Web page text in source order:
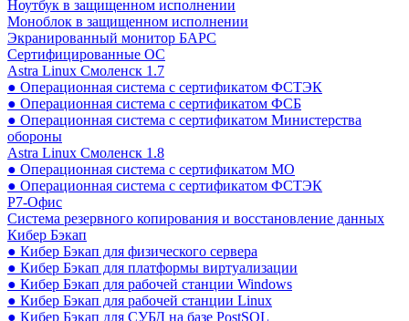
Ноутбук в защищенном исполнении
Моноблок в защищенном исполнении
Экранированный монитор БАРС
Сертифицированные ОС
Astra Linux Смоленск 1.7
● Операционная система с сертификатом ФСТЭК
● Операционная система с сертификатом ФСБ
● Операционная система с сертификатом Министерства
обороны
Astra Linux Смоленск 1.8
● Операционная система с сертификатом МО
● Операционная система с сертификатом ФСТЭК
Р7-Офис
Система резервного копирования и восстановление данных
Кибер Бэкап
● Кибер Бэкап для физического сервера
● Кибер Бэкап для платформы виртуализации
● Кибер Бэкап для рабочей станции Windows
● Кибер Бэкап для рабочей станции Linux
● Кибер Бэкап для СУБД на базе PostSQL